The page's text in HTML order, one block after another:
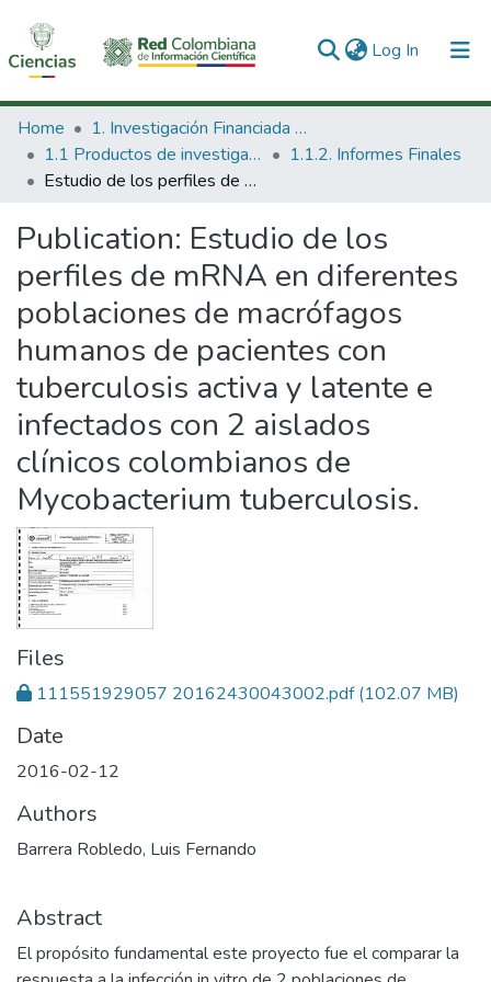
Log In (current)
Communities & Collections
All of DSpace
Home
1. Investigación Financiada con Recursos Públicos
1.1 Productos de investigación
1.1.2. Informes Finales
Estudio de los perfiles de mRNA en diferentes poblaciones de macrófagos humanos de pacientes con tuberculosis activa y latente e infectados con 2 aislados clínicos colombianos de Mycobacterium tuberculosis.
Publication: Estudio de los
perfiles de mRNA en diferentes
poblaciones de macrófagos
humanos de pacientes con
tuberculosis activa y latente e
infectados con 2 aislados
clínicos colombianos de
Mycobacterium tuberculosis.
Files
111551929057 20162430043002.pdf(102.07 MB)
Date
2016-02-12
Authors
Barrera Robledo, Luis Fernando
Abstract
El propósito fundamental este proyecto fue el comparar la